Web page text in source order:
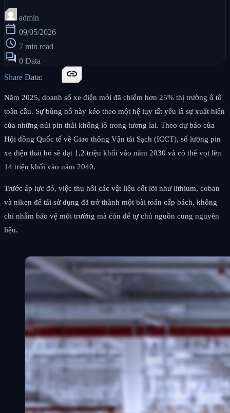
admin
calendar_today 09/05/2026
schedule 7 min read
forum 0 Data
Share Data:
link
Năm 2025, doanh số xe điện mới đã chiếm hơn 25% thị trường ô tô
toàn cầu. Sự bùng nổ này kéo theo một hệ lụy tất yếu là sự xuất hiện
của những núi pin thải khổng lồ trong tương lai. Theo dự báo của
Hội đồng Quốc tế về Giao thông Vận tải Sạch (ICCT), số lượng pin
xe điện thải bỏ sẽ đạt 1,2 triệu khối vào năm 2030 và có thể vọt lên
14 triệu khối vào năm 2040.
Trước áp lực đó, việc thu hồi các vật liệu cốt lõi như lithium, coban
và niken để tái sử dụng đã trở thành một bài toán cấp bách, không
chỉ nhằm bảo vệ môi trường mà còn để tự chủ nguồn cung nguyên
liệu.